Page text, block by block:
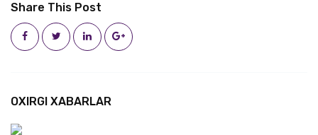
Share This Post
OXIRGI XABARLAR